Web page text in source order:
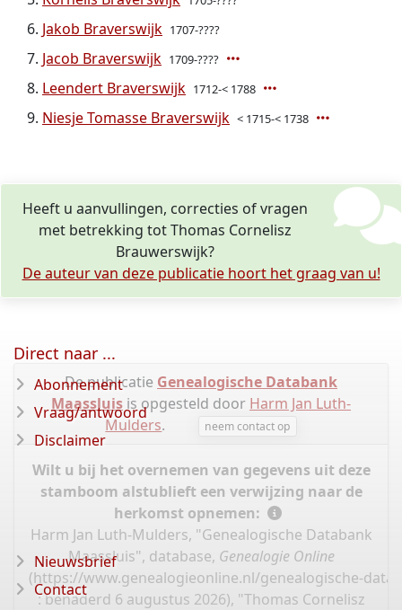
Jakob Braverswijk 1707-????
Jacob Braverswijk 1709-????
Leendert Braverswijk 1712-< 1788
Niesje Tomasse Braverswijk < 1715-< 1738
Heeft u aanvullingen, correcties of vragen
met betrekking tot Thomas Cornelisz
Brauwerswijk?
De auteur van deze publicatie hoort het graag van u!
De publicatie Genealogische Databank
Maassluis is opgesteld door Harm Jan Luth-
Mulders. neem contact op
Wilt u bij het overnemen van gegevens uit deze
stamboom alstublieft een verwijzing naar de
herkomst opnemen:
Harm Jan Luth-Mulders, "Genealogische Databank
Maassluis", database, Genealogie Online
(https://www.genealogieonline.nl/genealogische-
: benaderd 6 augustus 2026), "Thomas Cornelisz
Direct naar ...
Abonnement
Vraag/antwoord
Disclaimer
Nieuwsbrief
Contact